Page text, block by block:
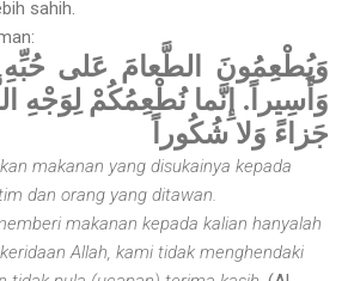
sahih.
وَيُطْعِمُونَ الطَّعامَ عَلى حُبِّهِ
وَأَسِيراً. إِنَّما نُطْعِمُكُمْ لِوَجْهِ
جَزاءً وَلا شُكُوراً
makanan yang disukainya kepada
dan orang yang ditawan.
makanan kepada kalian hanyalah
Allah, kami tidak menghendaki